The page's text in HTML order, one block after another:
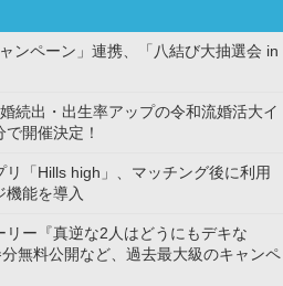
ンペーン」連携、「八結び大抽選会 in
続出・出生率アップの令和流婚活大イ
開催決定！
「Hills high」、マッチング後に利用
機能を導入
ー『真逆な2人はどうにもデキな
無料公開など、過去最大級のキャンペ